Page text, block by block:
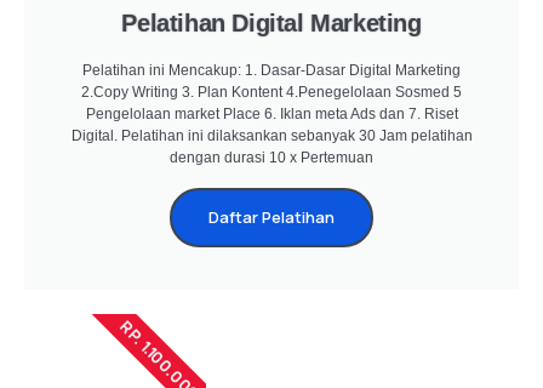
Pelatihan Digital Marketing
Pelatihan ini Mencakup: 1. Dasar-Dasar Digital Marketing
2.Copy Writing 3. Plan Kontent 4.Penegelolaan Sosmed 5
Pengelolaan market Place 6. Iklan meta Ads dan 7. Riset
Digital. Pelatihan ini dilaksankan sebanyak 30 Jam pelatihan
dengan durasi 10 x Pertemuan
Daftar Pelatihan
RP. 1.100.000